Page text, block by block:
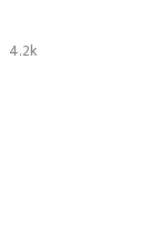
4.2k